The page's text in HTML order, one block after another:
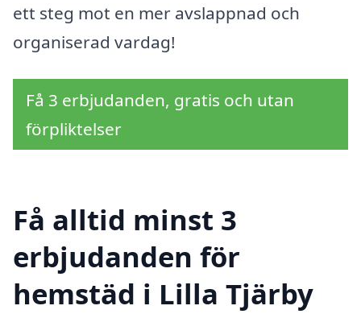
ett steg mot en mer avslappnad och
organiserad vardag!
Få 3 erbjudanden, gratis och utan
förpliktelser
Få alltid minst 3
erbjudanden för
hemstäd i Lilla Tjärby